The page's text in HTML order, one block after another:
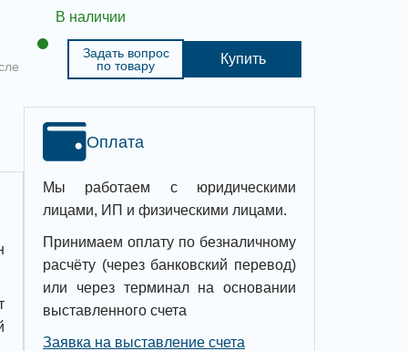
В наличии
Задать вопрос
по товару
Купить
Оплата
Мы работаем с юридическими
лицами, ИП и физическими лицами.
Принимаем оплату по безналичному
расчёту (через банковский перевод)
или через терминал на основании
выставленного счета
Заявка на выставление счета